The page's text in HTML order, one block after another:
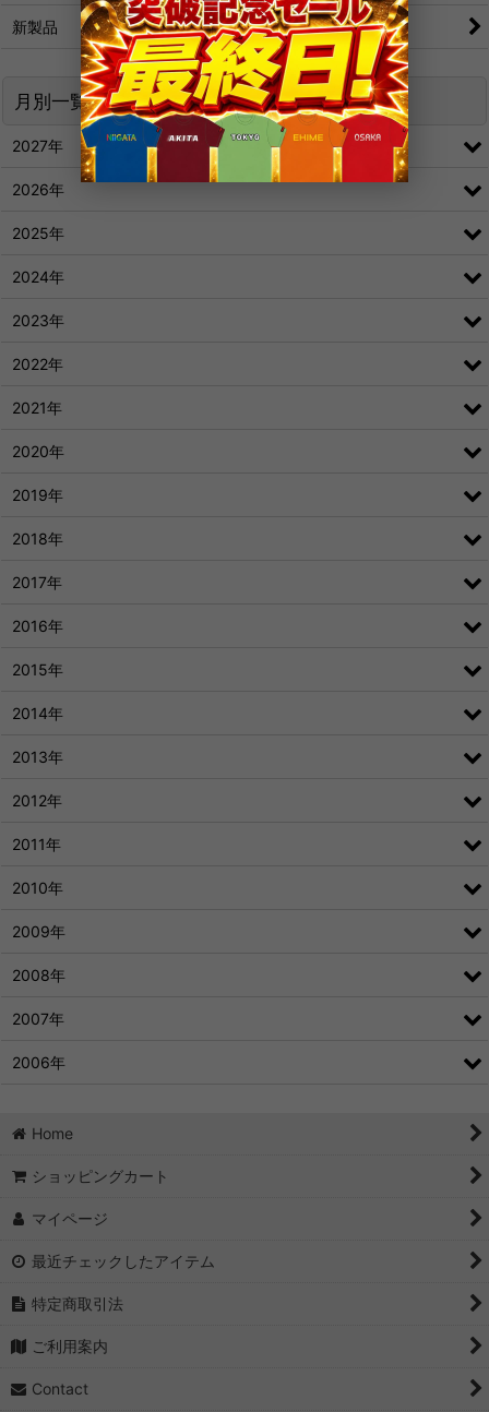
新製品
月別一覧
2027年
2026年
2025年
2024年
2023年
2022年
2021年
2020年
2019年
2018年
2017年
2016年
2015年
2014年
2013年
2012年
2011年
2010年
2009年
2008年
2007年
2006年
Home
ショッピングカート
マイページ
最近チェックしたアイテム
特定商取引法
ご利用案内
Contact